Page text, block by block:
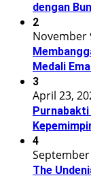
dengan
2
November
Medali
3
April 23,
4
September
The